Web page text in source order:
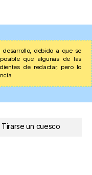
debido a que se
que algunas de las
de redactar, pero lo
Tirarse un cuesco